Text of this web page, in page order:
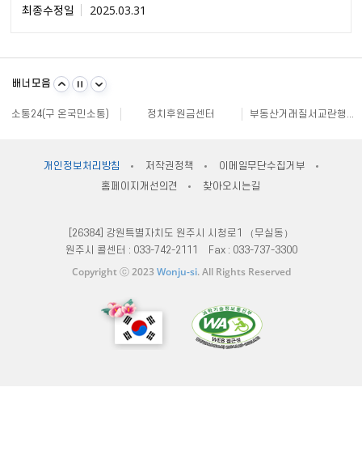
최종수정일
2025.03.31
배너모음
강원일자리정보망
소통24(구 온국민소통)
정치후원금센터
안전신문고
내고장알리미
한국사회적기업진흥원
쌀직불금 정보공개
개인정보처리방침 저작권정책
이메일무단수집거부
홈페이지개선의견
찾아오시는길
[26384] 강원특별자치도 원주시 시청로1 （무실동）
원주시 콜센터 : 033-742-2111 Fax : 033-737-3300
Copyright ⓒ 2023 Wonju-si. All Rights Reserved